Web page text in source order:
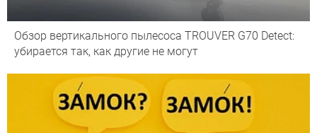
Обзор вертикального пылесоса TROUVER G70 Detect:
убирается так, как другие не могут